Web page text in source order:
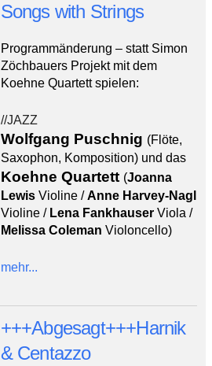
Songs with Strings
Programmänderung – statt Simon
Zöchbauers Projekt mit dem
Koehne Quartett spielen:
//JAZZ
Wolfgang Puschnig (Flöte,
Saxophon, Komposition) und das
Koehne Quartett (Joanna
LewisVioline /Anne Harvey-Nagl
Violine / Lena Fankhauser Viola /
Melissa Coleman Violoncello)
mehr...
+++Abgesagt+++Harnik
& Centazzo